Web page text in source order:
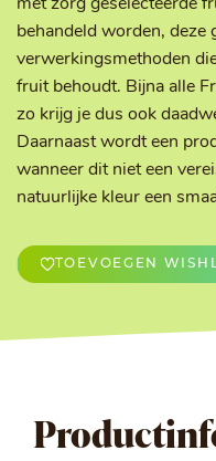
met zorg geselecteerde
behandeld worden, deze
verwerkingsmethoden
fruit behoudt. Bijna alle
zo krijg je dus ook
Daarnaast wordt een
wanneer dit niet een
natuurlijke kleur een
TOEVOEGEN